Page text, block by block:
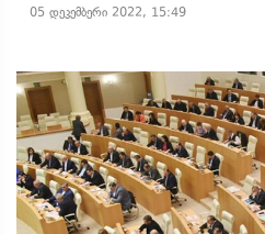
05 დეკემბერი 2022, 15:49